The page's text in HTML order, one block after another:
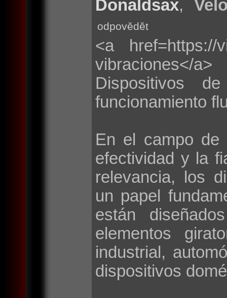
Donaldsax,
odpovědět
<a href=https://
vibraciones</a>
Dispositivos
funcionamiento
En el campo de
efectividad y la
relevancia, los
un papel
están
elementos
industrial,
dispositivos